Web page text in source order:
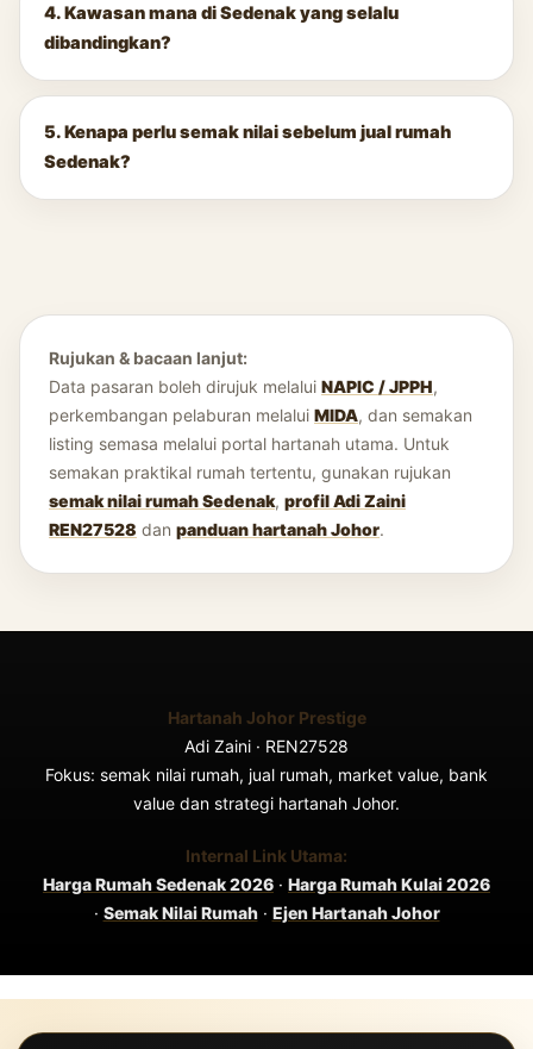
4. Kawasan mana di Sedenak yang selalu
dibandingkan?
5. Kenapa perlu semak nilai sebelum jual rumah
Sedenak?
Rujukan & bacaan lanjut:
Data pasaran boleh dirujuk melalui NAPIC / JPPH,
perkembangan pelaburan melalui MIDA, dan semakan
listing semasa melalui portal hartanah utama. Untuk
semakan praktikal rumah tertentu, gunakan rujukan
semak nilai rumah Sedenak, profil Adi Zaini
REN27528 dan panduan hartanah Johor.
Hartanah Johor Prestige
Adi Zaini · REN27528
Fokus: semak nilai rumah, jual rumah, market value, bank
value dan strategi hartanah Johor.
Internal Link Utama:
Harga Rumah Sedenak 2026 · Harga Rumah Kulai 2026
· Semak Nilai Rumah· Ejen Hartanah Johor